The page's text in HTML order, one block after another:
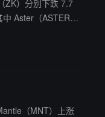
ZK）分别下跌 7.7
（MNT）上涨